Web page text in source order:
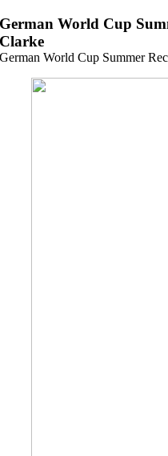
Zum
Inhalt
springen
German World Cup
Clarke
German World Cup Summer